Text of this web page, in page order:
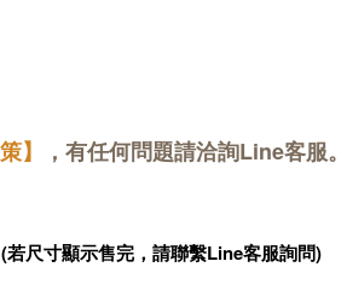
】 ，有任何問題請洽詢Line客服。
(若尺寸顯示售完，請聯繫Line客服詢問)